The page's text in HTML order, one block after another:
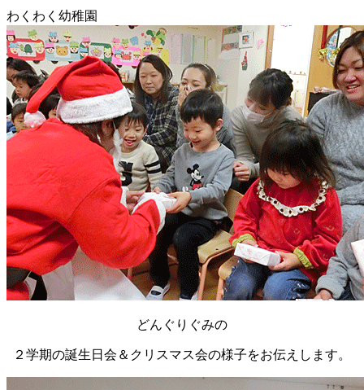
わくわく幼稚園
どんぐりぐみの
２学期の誕生日会＆クリスマス会の様子をお伝えします。